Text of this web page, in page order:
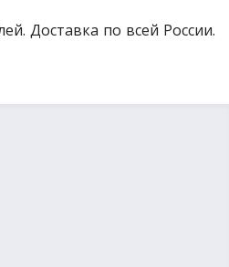
Доставка по всей России.